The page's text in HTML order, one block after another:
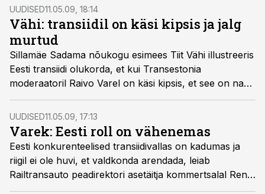
UUDISED11.05.09, 18:14
Vähi: transiidil on käsi kipsis ja jalg
murtud
Sillamäe Sadama nõukogu esimees Tiit Vähi illustreeris
Eesti transiidi olukorda, et kui Transestonia
moderaatoril Raivo Varel on käsi kipsis, et see on nagu
Eesti majanduse olukord, võrdsustamaks Vare
seisukorda transiidi omaga peaks tal veel jala murdma.
UUDISED11.05.09, 17:13
Varek: Eesti roll on vähenemas
Eesti konkurenteelised transiidivallas on kadumas ja
riigil ei ole huvi, et valdkonda arendada, leiab
Railtransauto peadirektori asetäitja kommertsalal Rene
Varek.